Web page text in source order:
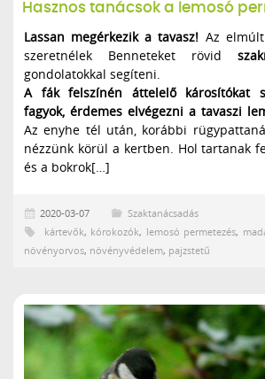
Hasznos tanácsok a lemosó
Lassan megérkezik a tavasz! Az
szeretnélek Benneteket rövid
gondolatokkal segíteni.
A fák felszínén áttelelő károsítókat
fagyok, érdemes elvégezni a tavaszi
Az enyhe tél után, korábbi
nézzünk körül a kertben. Hol tartanak
és a bokrok[…]
2020-03-07
Szaktanácsadás
kártevők, kórokozók, lemosó permetezés,
növényorvos, növényvédelem, pajzstetű